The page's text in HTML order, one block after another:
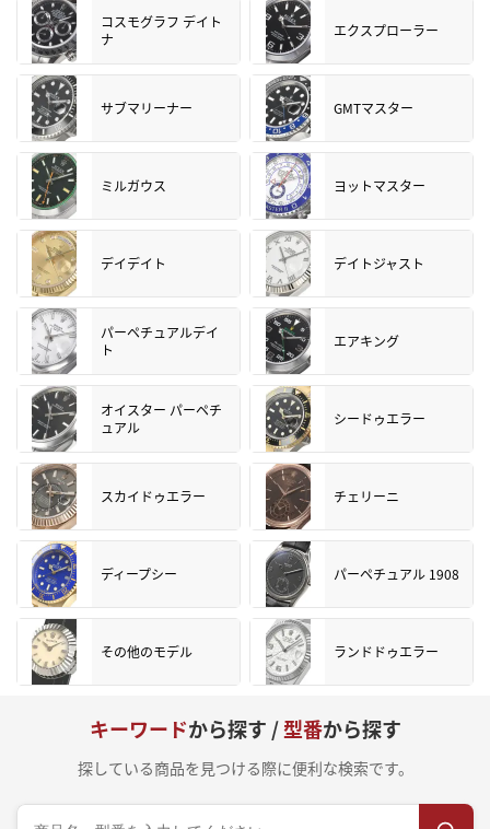
コスモグラフ デイト
ナ
エクスプローラー
サブマリーナー GMTマスター
ミルガウス ヨットマスター
デイデイト デイトジャスト
パーペチュアルデイ
ト
エアキング
オイスター パーペチ
ュアル
シードゥエラー
スカイドゥエラー チェリーニ
ディープシー パーペチュアル 1908
その他のモデル ランドドゥエラー
キーワードから探す /型番から探す
探している商品を見つける際に便利な検索です。